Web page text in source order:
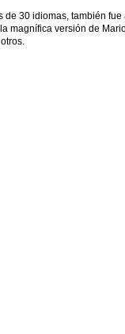
30 idiomas, también
magnífica versión de